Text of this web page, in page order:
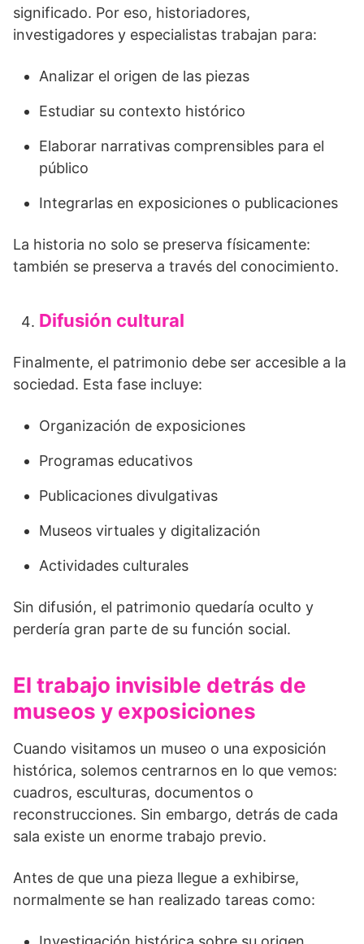
significado. Por eso, historiadores,
investigadores y especialistas trabajan para:
Analizar el origen de las piezas
Estudiar su contexto histórico
Elaborar narrativas comprensibles para el
público
Integrarlas en exposiciones o publicaciones
La historia no solo se preserva físicamente:
también se preserva a través del conocimiento.
Difusión cultural
Finalmente, el patrimonio debe ser accesible a la
sociedad. Esta fase incluye:
Organización de exposiciones
Programas educativos
Publicaciones divulgativas
Museos virtuales y digitalización
Actividades culturales
Sin difusión, el patrimonio quedaría oculto y
perdería gran parte de su función social.
El trabajo invisible detrás de
museos y exposiciones
Cuando visitamos un museo o una exposición
histórica, solemos centrarnos en lo que vemos:
cuadros, esculturas, documentos o
reconstrucciones. Sin embargo, detrás de cada
sala existe un enorme trabajo previo.
Antes de que una pieza llegue a exhibirse,
normalmente se han realizado tareas como: